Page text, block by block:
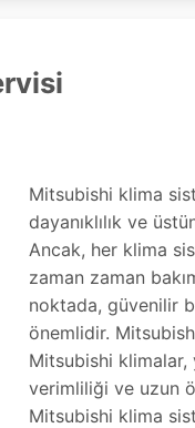
Mitsubishi klima
dayanıklılık ve
Ancak, her klima
zaman zaman
noktada, güvenilir
önemlidir.
Mitsubishi
verimliliği ve uzun
Mitsubishi klima